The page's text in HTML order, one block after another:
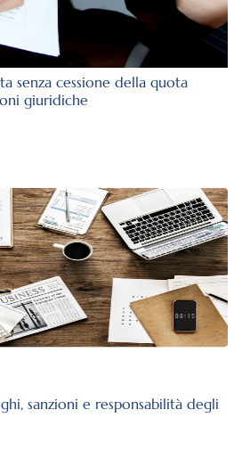
senza cessione della quota
giuridiche
sanzioni e responsabilità degli